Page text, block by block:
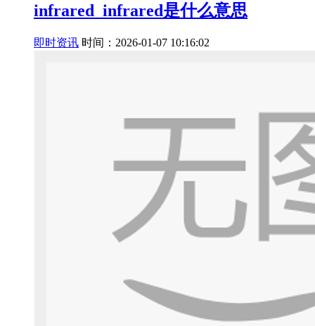
infrared_infrared是什么意思
即时资讯 时间：2026-01-07 10:16:02